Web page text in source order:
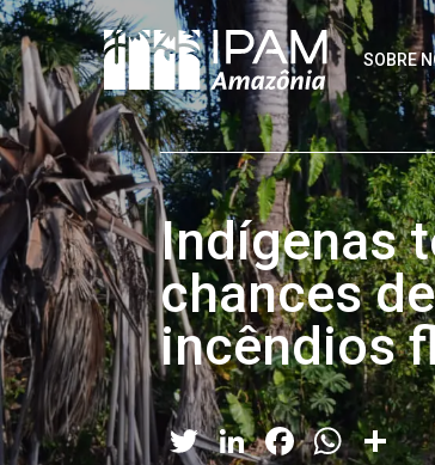
SOBRE
Indígenas
chances
incêndios
Twitter
LinkedIn